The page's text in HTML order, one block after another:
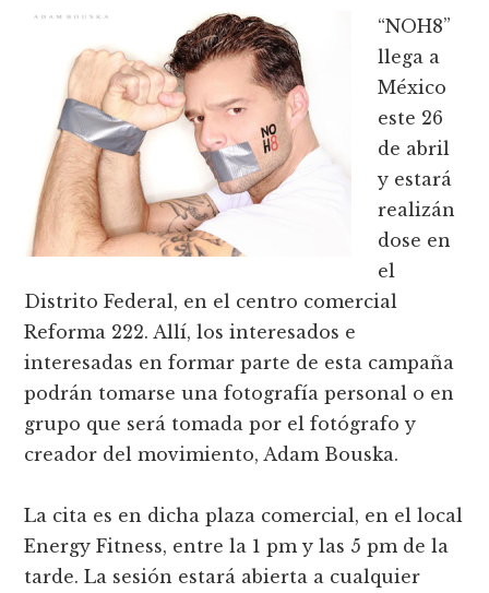
“NOH8”
llega a
México
este 26
de abril
y estará
realizán
dose en
el
Distrito Federal, en el centro comercial
Reforma 222. Allí, los interesados e
interesadas en formar parte de esta campaña
podrán tomarse una fotografía personal o en
grupo que será tomada por el fotógrafo y
creador del movimiento, Adam Bouska.
La cita es en dicha plaza comercial, en el local
Energy Fitness, entre la 1 pm y las 5 pm de la
tarde. La sesión estará abierta a cualquier